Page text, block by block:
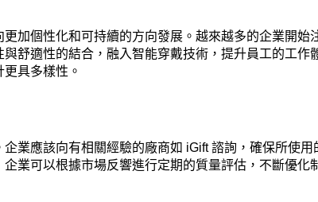
加個性化和可持續的方向發展。越來越多的企業開
舒適性的結合，融入智能穿戴技術，提升員工的工
具多樣性。
業應該向有相關經驗的廠商如 iGift 諮詢，確保所使
業可以根據市場反響進行定期的質量評估，不斷優